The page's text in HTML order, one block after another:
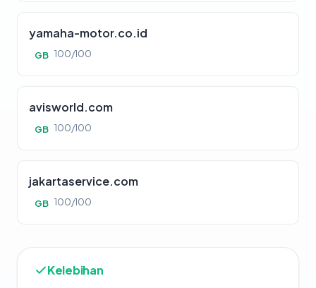
yamaha-motor.co.id
GB 100/100
avisworld.com
GB 100/100
jakartaservice.com
GB 100/100
Kelebihan